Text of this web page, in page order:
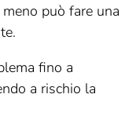
può fare una
fino a
a rischio la